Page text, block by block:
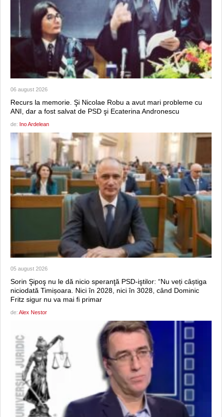
06 august 2026
Recurs la memorie. Şi Nicolae Robu a avut mari probleme cu
ANI, dar a fost salvat de PSD şi Ecaterina Andronescu
de: Ino Ardelean
05 august 2026
Sorin Şipoş nu le dă nicio speranţă PSD-iştilor: “Nu veți câștiga
niciodată Timișoara. Nici în 2028, nici în 3028, când Dominic
Fritz sigur nu va mai fi primar
de: Alex Nestor